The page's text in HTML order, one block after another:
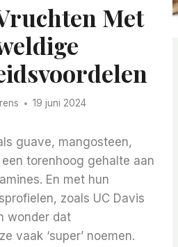
Met
19 juni 2024
guave, mangosteen,
torenhoog gehalte aan
En met hun
zoals UC Davis
wonder dat
vaak ‘super’ noemen.